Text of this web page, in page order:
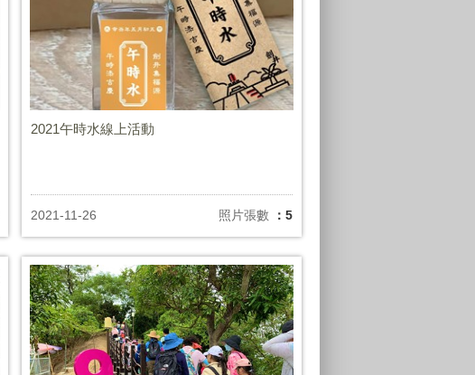
2021午時水線上活動
2021-11-26 照片張數 ：5